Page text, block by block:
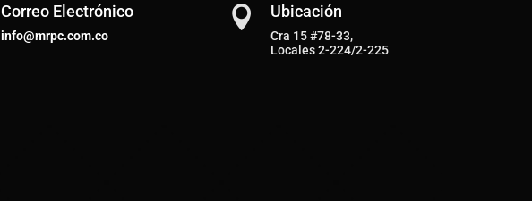
Correo Electrónico
info@mrpc.com.co
 Ubicación
Cra 15 #78-33,
Locales 2-224/2-225